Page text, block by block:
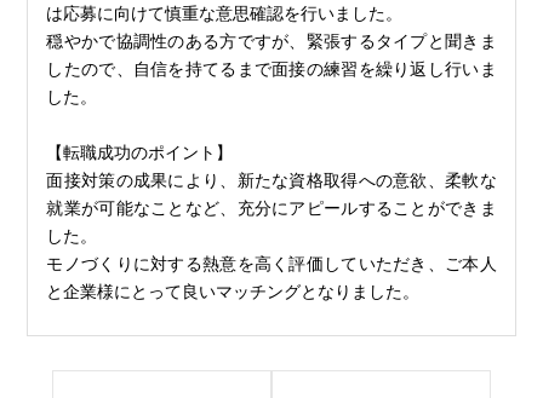
は応募に向けて慎重な意思確認を行いました。
穏やかで協調性のある方ですが、緊張するタイプと聞きま
したので、自信を持てるまで面接の練習を繰り返し行いま
した。
【転職成功のポイント】
面接対策の成果により、新たな資格取得への意欲、柔軟な
就業が可能なことなど、充分にアピールすることができま
した。
モノづくりに対する熱意を高く評価していただき、ご本人
と企業様にとって良いマッチングとなりました。